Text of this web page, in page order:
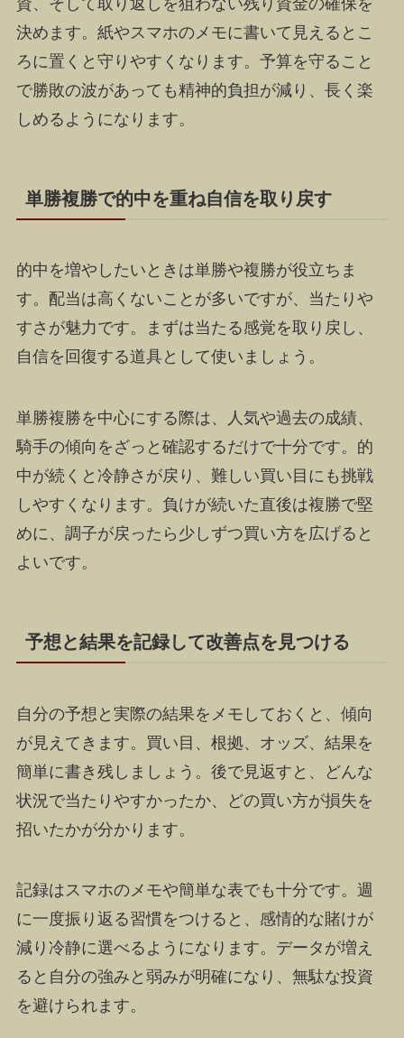
資、そして取り返しを狙わない残り資金の確保を
決めます。紙やスマホのメモに書いて見えるとこ
ろに置くと守りやすくなります。予算を守ること
で勝敗の波があっても精神的負担が減り、長く楽
しめるようになります。
単勝複勝で的中を重ね自信を取り戻す
的中を増やしたいときは単勝や複勝が役立ちま
す。配当は高くないことが多いですが、当たりや
すさが魅力です。まずは当たる感覚を取り戻し、
自信を回復する道具として使いましょう。
単勝複勝を中心にする際は、人気や過去の成績、
騎手の傾向をざっと確認するだけで十分です。的
中が続くと冷静さが戻り、難しい買い目にも挑戦
しやすくなります。負けが続いた直後は複勝で堅
めに、調子が戻ったら少しずつ買い方を広げると
よいです。
予想と結果を記録して改善点を見つける
自分の予想と実際の結果をメモしておくと、傾向
が見えてきます。買い目、根拠、オッズ、結果を
簡単に書き残しましょう。後で見返すと、どんな
状況で当たりやすかったか、どの買い方が損失を
招いたかが分かります。
記録はスマホのメモや簡単な表でも十分です。週
に一度振り返る習慣をつけると、感情的な賭けが
減り冷静に選べるようになります。データが増え
ると自分の強みと弱みが明確になり、無駄な投資
を避けられます。